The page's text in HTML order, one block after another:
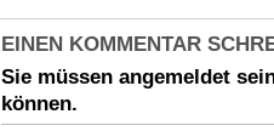
EINEN KOMMENTAR
Sie müssen angemeldet
können.